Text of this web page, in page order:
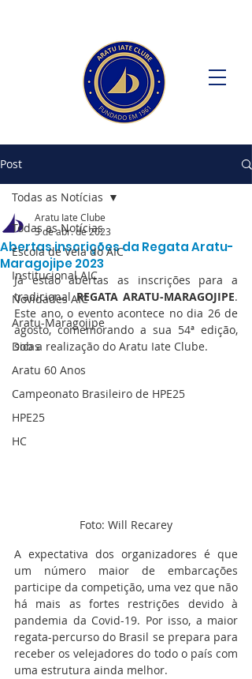
Post
Todas as Notícias
Escola de Vela do AIC
Institucional AIC
Novidades AIC
Aratu-Maragojipe
Dicas
Aratu 60 Anos
Campeonato Brasileiro de HPE25
HPE25
HC
Todas as Notícias
Abertas inscrições da Regata Aratu-
Maragojipe 2023
Aratu Iate Clube
3 de abr. de 2023
Já estão abertas as inscrições para a
tradicional REGATA ARATU-MARAGOJIPE.
Este ano, o evento acontece no dia 26 de
agosto, comemorando a sua 54ª edição,
sob a realização do Aratu Iate Clube.
Foto: Will Recarey
A expectativa dos organizadores é que
um número maior de embarcações
participe da competição, uma vez que não
há mais as fortes restrições devido à
pandemia da Covid-19. Por isso, a maior
regata-percurso do Brasil se prepara para
receber os velejadores do todo o país com
uma estrutura ainda melhor.